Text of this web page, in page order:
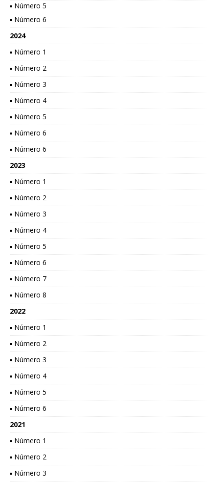
▪ Número 5
▪ Número 6
2024
▪ Número 1
▪ Número 2
▪ Número 3
▪ Número 4
▪ Número 5
▪ Número 6
▪ Número 6
2023
▪ Número 1
▪ Número 2
▪ Número 3
▪ Número 4
▪ Número 5
▪ Número 6
▪ Número 7
▪ Número 8
2022
▪ Número 1
▪ Número 2
▪ Número 3
▪ Número 4
▪ Número 5
▪ Número 6
2021
▪ Número 1
▪ Número 2
▪ Número 3